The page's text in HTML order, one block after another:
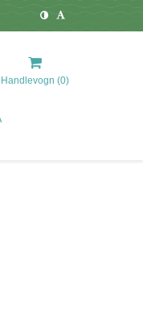
Handlevogn (0)